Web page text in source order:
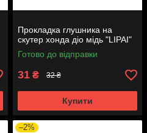
Прокладка глушника на
скутер хонда діо мідь "LIPAI"
Готово до відправки
31 ₴ 32 ₴
Купити
–2%